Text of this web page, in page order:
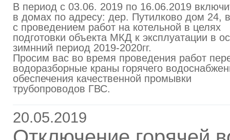
В период с 03.06. 2019 по 16.06.2019
в домах по адресу: дер. Путилково дом 24,
с проведением работ на котельной в целях
подготовки объекта МКД к эксплуатации в
зимнний период 2019-2020гг.
Просим вас во время проведения работ
водоразборные краны горячего
обеспечения качественной промывки
трубопроводов ГВС.
20.05.2019